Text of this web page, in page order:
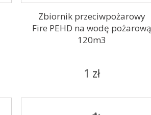
Zbiornik przeciwpożarowy
Fire PEHD na wodę pożarową
120m3
1 zł